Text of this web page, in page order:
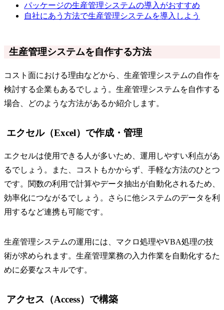
パッケージの生産管理システムの導入がおすすめ
自社にあう方法で生産管理システムを導入しよう
生産管理システムを自作する方法
コスト面における理由などから、生産管理システムの自作を
検討する企業もあるでしょう。生産管理システムを自作する
場合、どのような方法があるか紹介します。
エクセル（Excel）で作成・管理
エクセルは使用できる人が多いため、運用しやすい利点があ
るでしょう。また、コストもかからず、手軽な方法のひとつ
です。関数の利用で計算やデータ抽出が自動化されるため、
効率化につながるでしょう。さらに他システムのデータを利
用するなど連携も可能です。
生産管理システムの運用には、マクロ処理やVBA処理の技
術が求められます。生産管理業務の入力作業を自動化するた
めに必要なスキルです。
アクセス（Access）で構築